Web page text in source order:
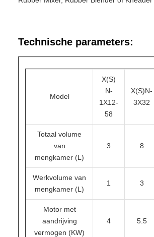
Technische parameters:
Model
X(S)
N-
1X12-
58
X(S)N-
3X32
Totaal volume
van
mengkamer (L)
3 8
Werkvolume van
mengkamer (L)
1 3
Motor met
aandrijving
vermogen (KW)
4 5.5